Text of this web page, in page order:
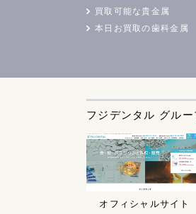
買取可能な貴金属
本日お買取の歯科金属
フジデンタル グルー
オフィシャルサイト